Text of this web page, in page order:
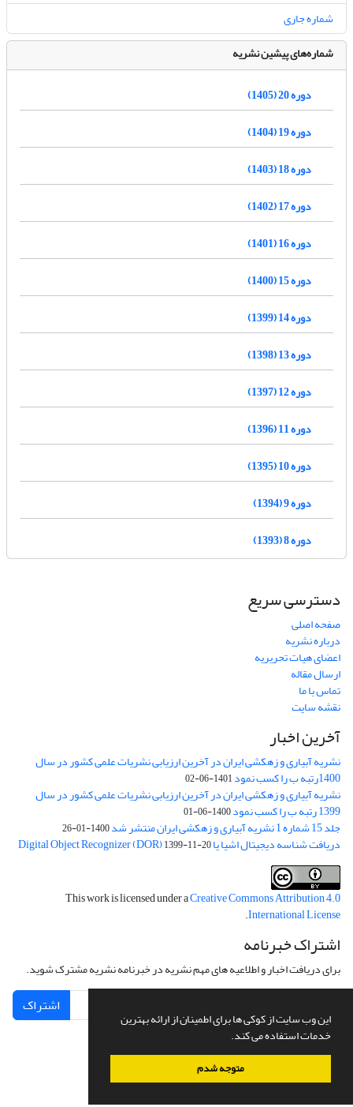
این وب سایت از کوکی ها برای اطمینان از ارائه بهترین
خدمات استفاده می کند.
متوجه شدم
شماره جاری
شماره‌های پیشین نشریه
دوره 20 (1405)
دوره 19 (1404)
دوره 18 (1403)
دوره 17 (1402)
دوره 16 (1401)
دوره 15 (1400)
دوره 14 (1399)
دوره 13 (1398)
دوره 12 (1397)
دوره 11 (1396)
دوره 10 (1395)
دوره 9 (1394)
دوره 8 (1393)
دسترسی سریع
صفحه اصلی
درباره نشریه
اعضای هیات تحریریه
ارسال مقاله
تماس با ما
نقشه سایت
آخرین اخبار
نشریه آبیاری و زهکشی ایران در آخرین ارزیابی نشریات علمی کشور در سال
1400رتبه ب را کسب نمود 1401-06-02
نشریه آبیاری و زهکشی ایران در آخرین ارزیابی نشریات علمی کشور در سال
1399 رتبه ب را کسب نمود 1400-06-01
جلد 15 شماره 1 نشریه آبیاری و زهکشی ایران منتشر شد 1400-01-26
دریافت شناسه دیجیتال اشیا یا Digital Object Recognizer (DOR)1399-11-20
This work is licensed under aCreative Commons Attribution 4.0
International License
.
اشتراک خبرنامه
برای دریافت اخبار و اطلاعیه های مهم نشریه در خبرنامه نشریه مشترک شوید.
اشتراک
سامانه مدیریت نشریات علمی.طراحی و پیاده سازی ازسیناوب